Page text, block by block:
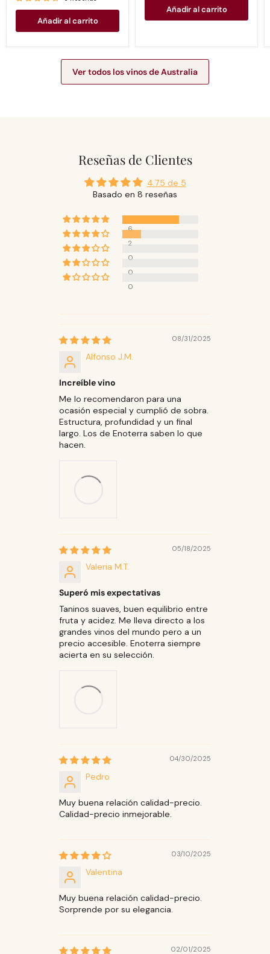
Añadir al carrito
Añadir al carrito
Ver todos los vinos de Australia
Reseñas de Clientes
4.75 de 5
Basado en 8 reseñas
6
2
0
0
0
08/31/2025
Alfonso J.M.
Increíble vino
Me lo recomendaron para una
ocasión especial y cumplió de sobra.
Estructura, profundidad y un final
largo. Los de Enoterra saben lo que
hacen.
05/18/2025
Valeria M.T.
Superó mis expectativas
Taninos suaves, buen equilibrio entre
fruta y acidez. Me lleva directo a los
grandes vinos del mundo pero a un
precio accesible. Enoterra siempre
acierta en su selección.
04/30/2025
Pedro
Muy buena relación calidad-precio.
Calidad-precio inmejorable.
03/10/2025
Valentina
Muy buena relación calidad-precio.
Sorprende por su elegancia.
02/01/2025